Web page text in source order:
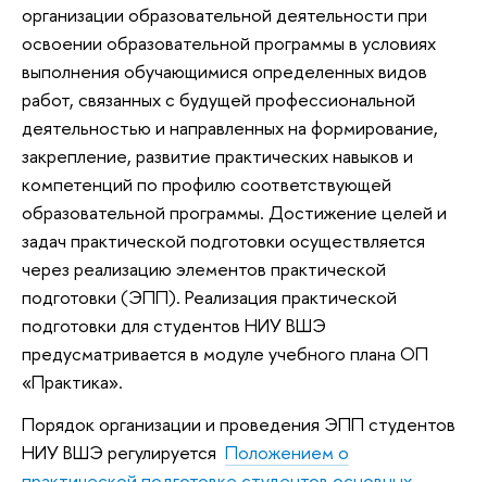
организации образовательной деятельности при
освоении образовательной программы в условиях
выполнения обучающимися определенных видов
работ, связанных с будущей профессиональной
деятельностью и направленных на формирование,
закрепление, развитие практических навыков и
компетенций по профилю соответствующей
образовательной программы. Достижение целей и
задач практической подготовки осуществляется
через реализацию элементов практической
подготовки (ЭПП). Реализация практической
подготовки для студентов НИУ ВШЭ
предусматривается в модуле учебного плана ОП
«Практика».
Порядок организации и проведения ЭПП студентов
НИУ ВШЭ регулируется Положением о